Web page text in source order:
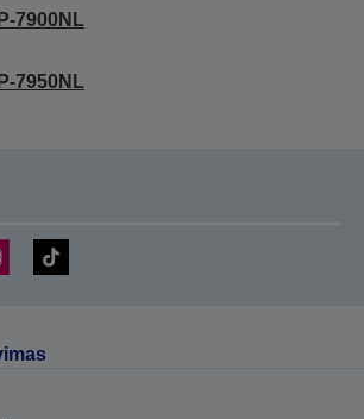
7900NL
7950NL